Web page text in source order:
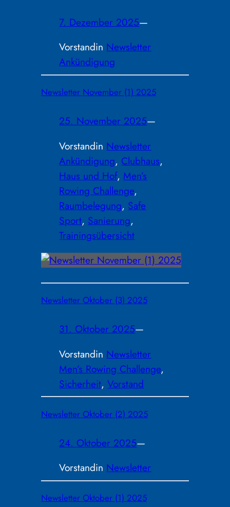
7. Dezember 2025—
Vorstandin Newsletter
Ankündigung
Newsletter November (1) 2025
25. November 2025—
Vorstandin Newsletter
Ankündigung, Clubhaus
Haus und Hof, Men’s
Rowing Challenge
Raumbelegung, Safe
Sport, Sanierung
Trainingsübersicht
Newsletter Oktober (3) 2025
31. Oktober 2025—
Vorstandin Newsletter
Men’s Rowing Challenge
Sicherheit, Vorstand
Newsletter Oktober (2) 2025
24. Oktober 2025—
Vorstandin Newsletter
Newsletter Oktober (1) 2025